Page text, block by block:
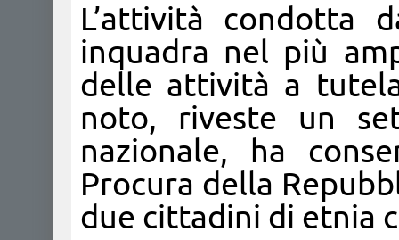
L’attività condotta
inquadra nel più
delle attività a
noto, riveste un
nazionale, ha
Procura della
due cittadini di etnia